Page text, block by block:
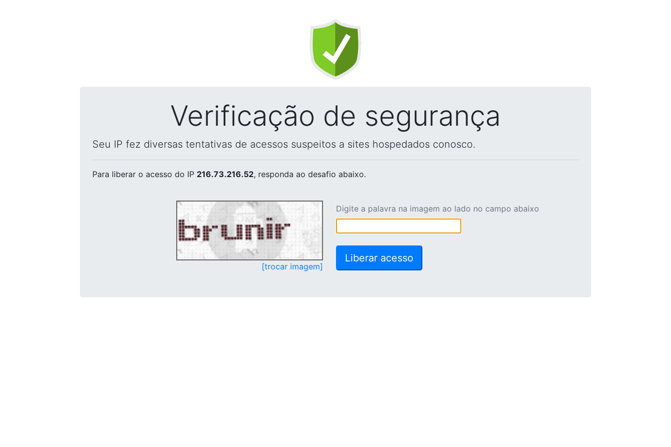
Verificação de segurança
Seu IP fez diversas tentativas de acessos suspeitos a sites hospedados conosco.
Para liberar o acesso do IP 216.73.216.52, responda ao desafio abaixo.
[trocar imagem]
Digite a palavra na imagem ao lado no campo abaixo